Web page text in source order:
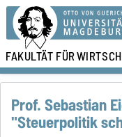
FAKULTÄT FÜR
Prof. Sebastian
"Steuerpolitik